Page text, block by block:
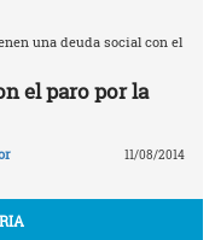
una deuda social con el
el paro por la
11/08/2014